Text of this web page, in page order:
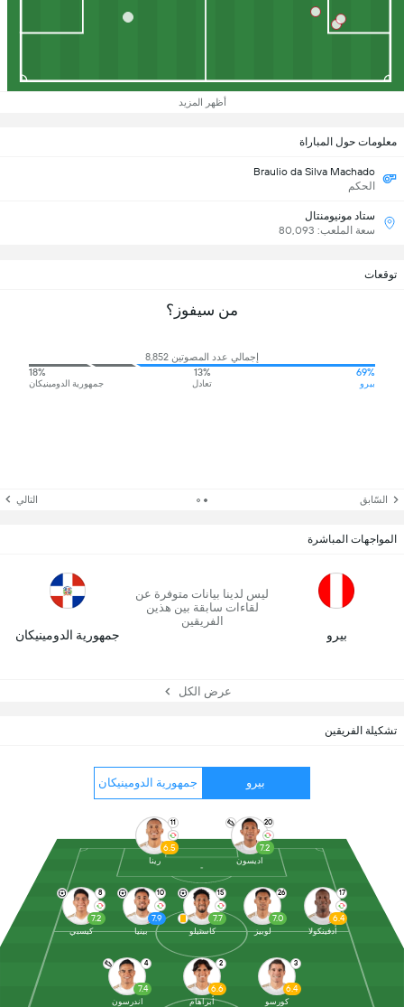
أظهر المزيد
تشكيلة الفريقين
بيرو جمهورية الدومينيكان
2
6.6
أبراهام
4
7.4
اندرسون
3
6.4
كورسو
26
7.0
لوبيز
8
7.2
كيسبي
20
7.2
اديسون
15
7.7
كاستيلو
17
6.4
أدفينكولا
10
7.9
بينيا
11
6.5
رينا
معلومات حول المباراة
Braulio da Silva Machado
الحكم
ستاد مونيومنتال
سعة الملعب: 80,093
توقعات
من سيفوز؟
إجمالي عدد المصوتين 8,852
69%
بيرو
13%
تعادل
18%
جمهورية الدومينيكان
السّابق التالي
المواجهات المباشرة
بيرو
ليس لدينا بيانات متوفرة عن
لقاءات سابقة بين هذين
الفريقين
جمهورية الدومينيكان
عرض الكل